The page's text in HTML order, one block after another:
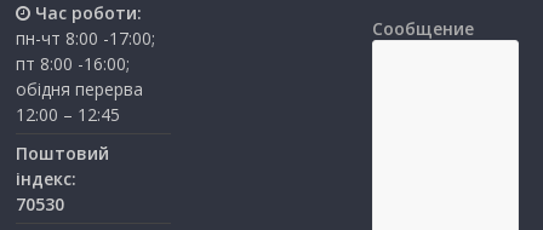
Час роботи:
пн-чт 8:00 -17:00;
пт 8:00 -16:00;
обідня перерва
12:00 – 12:45
Поштовий
індекс:
70530
Сообщение